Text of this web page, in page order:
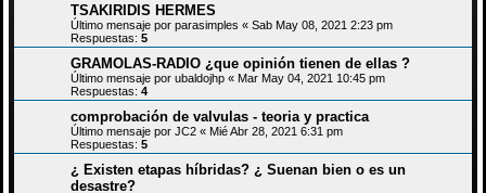
TSAKIRIDIS HERMES
Último mensaje por parasimples « Sab May 08, 2021 2:23 pm
Respuestas: 5
GRAMOLAS-RADIO ¿que opinión tienen de ellas ?
Último mensaje por ubaldojhp « Mar May 04, 2021 10:45 pm
Respuestas: 4
comprobación de valvulas - teoria y practica
Último mensaje por JC2 « Mié Abr 28, 2021 6:31 pm
Respuestas: 5
¿ Existen etapas híbridas? ¿ Suenan bien o es un
desastre?